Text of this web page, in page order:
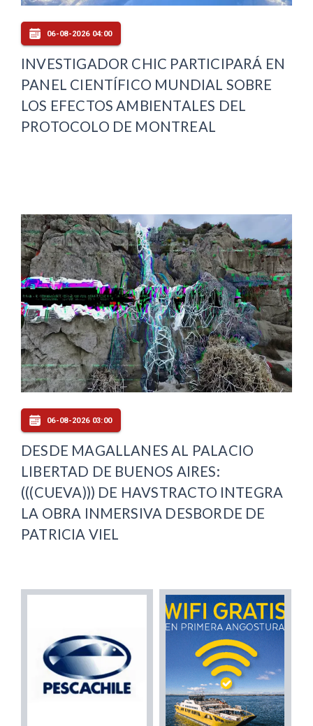
06-08-2026 04:00
INVESTIGADOR CHIC PARTICIPARÁ EN
PANEL CIENTÍFICO MUNDIAL SOBRE
LOS EFECTOS AMBIENTALES DEL
PROTOCOLO DE MONTREAL
06-08-2026 03:00
DESDE MAGALLANES AL PALACIO
LIBERTAD DE BUENOS AIRES:
(((CUEVA))) DE HAVSTRACTO INTEGRA
LA OBRA INMERSIVA DESBORDE DE
PATRICIA VIEL